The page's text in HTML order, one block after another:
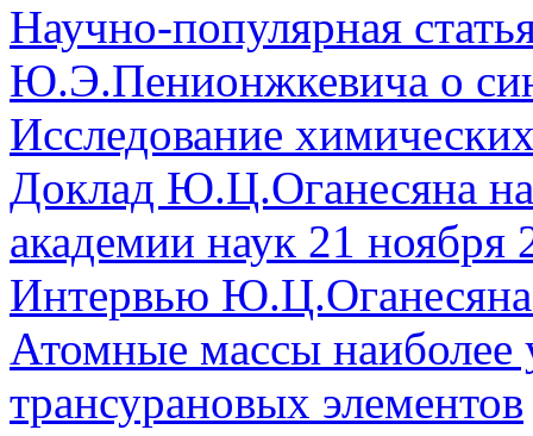
Научно-популярная
Ю.Э.Пенионжкевича о
Исследование
Доклад Ю.Ц.Оганесяна
академии наук 21 ноября
Интервью Ю.Ц.Оганесяна
Атомные массы наиболее
трансурановых элементов